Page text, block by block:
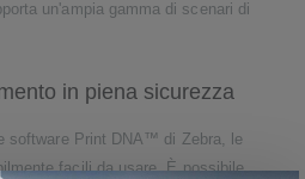
un'ampia gamma di scenari di
in piena sicurezza
software Print DNA™ di Zebra, le
facili da usare. È possibile